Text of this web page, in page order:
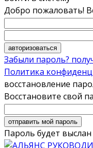
Добро пожаловать!
Забыли пароль?
Политика
восстановление
Восстановите свой
Пароль будет